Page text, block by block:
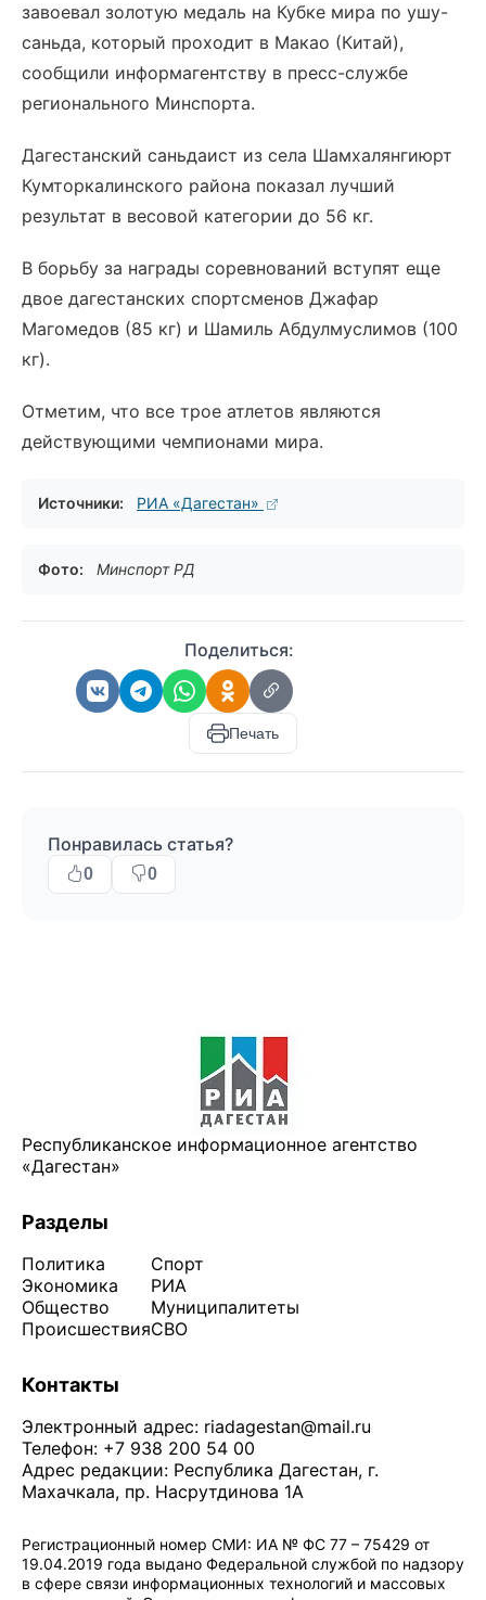
завоевал золотую медаль на Кубке мира по ушу-
саньда, который проходит в Макао (Китай),
сообщили информагентству в пресс-службе
регионального Минспорта.
Дагестанский саньдаист из села Шамхалянгиюрт
Кумторкалинского района показал лучший
результат в весовой категории до 56 кг.
В борьбу за награды соревнований вступят еще
двое дагестанских спортсменов Джафар
Магомедов (85 кг) и Шамиль Абдулмуслимов (100
кг).
Отметим, что все трое атлетов являются
действующими чемпионами мира.
Источники: РИА «Дагестан»
Фото: Минспорт РД
Поделиться:
Печать
Понравилась статья?
0 0
Республиканское информационное агентство
«Дагестан»
Разделы
Политика
Экономика
Общество
Происшествия
Спорт
РИА
Муниципалитеты
СВО
Контакты
Электронный адрес: riadagestan@mail.ru
Телефон: +7 938 200 54 00
Адрес редакции: Республика Дагестан, г.
Махачкала, пр. Насрутдинова 1А
Регистрационный номер СМИ: ИА № ФС 77 – 75429 от
19.04.2019 года выдано Федеральной службой по надзору
в сфере связи информационных технологий и массовых